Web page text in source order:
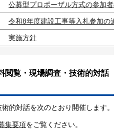
公募型プロポーザル方式の参加者
令和8年度建設工事等入札参加の
実施方針
閲覧・現場調査・技術的対話
的対話を次のとおり開催します。
集要項をご覧ください。